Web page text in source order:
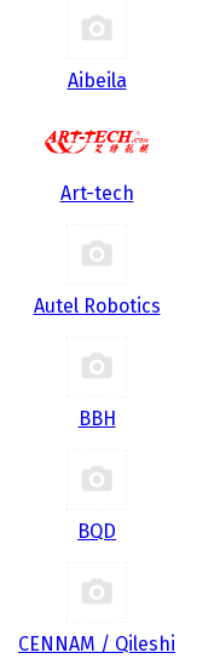
Aibeila
Art-tech
Autel Robotics
BBH
BQD
CENNAM / Qileshi